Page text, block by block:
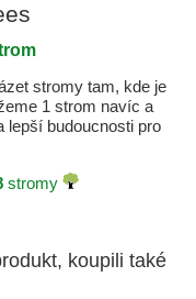
stromy tam, kde je
1 strom navíc a
lepší budoucnosti pro
stromy
koupili také